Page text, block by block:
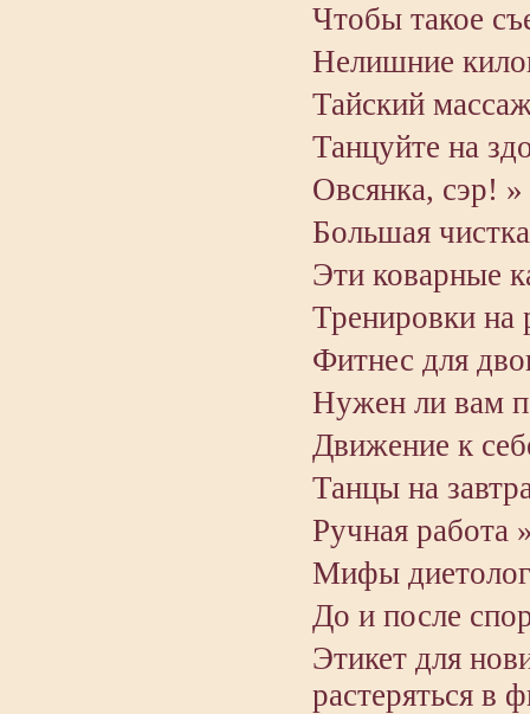
Чтобы такое
Нелишние
Тайский
Танцуйте на
Овсянка, сэр! »
Большая
Эти коварные
Тренировки на
Фитнес для
Нужен ли вам
Движение к
Танцы на
Ручная работа
Мифы
До и после
Этикет для
растеряться в